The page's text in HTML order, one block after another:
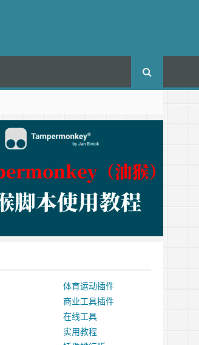
体育运动插件
商业工具插件
在线工具
实用教程